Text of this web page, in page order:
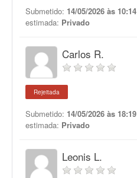
Submetido: 14/05/2026 às 10:14
estimada: Privado
Carlos R.
Rejeitada
Submetido: 14/05/2026 às 18:19
estimada: Privado
Leonis L.